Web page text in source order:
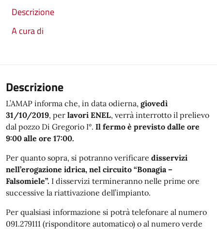
Descrizione
A cura di
Descrizione
L’AMAP informa che, in data odierna, giovedì
31/10/2019, per lavori ENEL, verrà interrotto il prelievo
dal pozzo Di Gregorio I°. Il fermo è previsto dalle ore
9:00 alle ore 17:00.
Per quanto sopra, si potranno verificare disservizi
nell’erogazione idrica, nel circuito “Bonagia –
Falsomiele”. I disservizi termineranno nelle prime ore
successive la riattivazione dell’impianto.
Per qualsiasi informazione si potrà telefonare al numero
091.279111 (risponditore automatico) o al numero verde